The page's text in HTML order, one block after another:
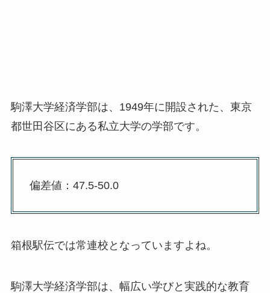
駒澤大学経済学部は、1949年に開設された、東京
都世田谷区にある私立大学の学部です。
偏差値：47.5-50.0
箱根駅伝では常連校となっていますよね。
駒澤大学経済学部は、幅広い学びと実践的な教育